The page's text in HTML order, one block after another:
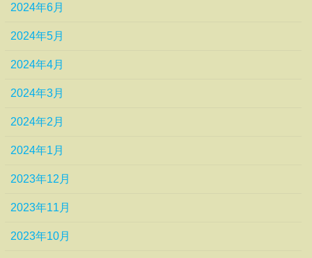
2024年6月
2024年5月
2024年4月
2024年3月
2024年2月
2024年1月
2023年12月
2023年11月
2023年10月